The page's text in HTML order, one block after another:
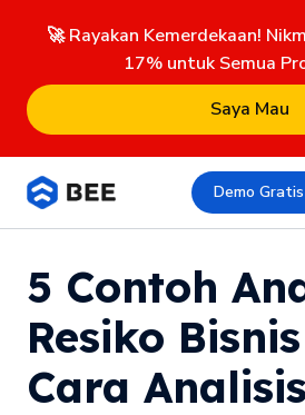
🚀 Rayakan Kemerdekaan!
17% untuk Semua
Saya Mau
Demo Gratis
5 Contoh
Resiko
Cara